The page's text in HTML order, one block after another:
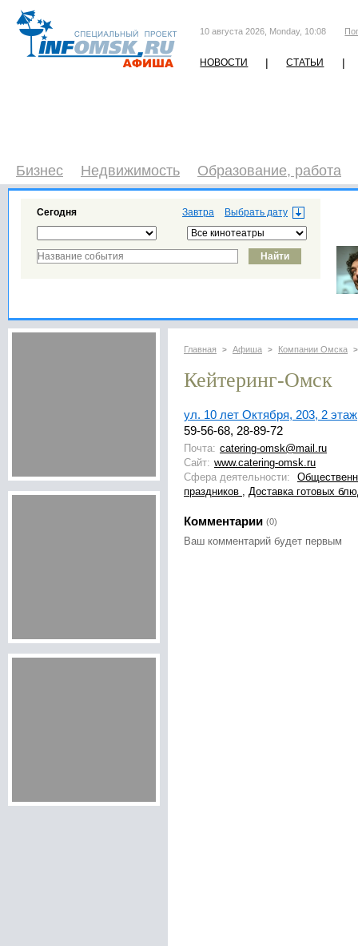
10 августа 2026, Monday, 10:08
НОВОСТИ | СТАТЬИ |
Бизнес Недвижимость Образование, работа
Завтра
Сегодня
Главная > Афиша > Компании Омска >
Кейтеринг-Омск
ул. 10 лет Октября, 203, 2 этаж
59-56-68, 28-89-72
Почта: catering-omsk@mail.ru
Сайт: www.catering-omsk.ru
Сфера деятельности:
праздников , Доставка готовых
Комментарии (0)
Ваш комментарий будет первым